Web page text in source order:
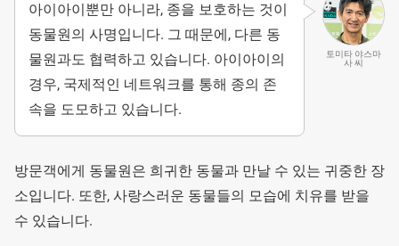
토미타 야스마
사 씨
아이아이뿐만 아니라, 종을 보호하는 것이
동물원의 사명입니다. 그 때문에, 다른 동
물원과도 협력하고 있습니다. 아이아이의
경우, 국제적인 네트워크를 통해 종의 존
속을 도모하고 있습니다.
방문객에게 동물원은 희귀한 동물과 만날 수 있는 귀중한 장
소입니다. 또한, 사랑스러운 동물들의 모습에 치유를 받을
수 있습니다.